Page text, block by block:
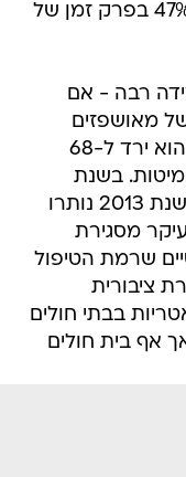
דרמטית ימי האשפוז השנתיים ב-47% בפרק זמן של
רבה - אם
של מאושפזים
בבית החולים היה 151 יום, ב-2011 הוא ירד ל-68
בשנת
1996 היו 2,419 מיטות ואילו בסוף שנת 2013 נותרו
מסגירת
שרמת הטיפול
ציבורית
בבתי חולים
גם הוא פחת ב-25%, אך אף בית חולים